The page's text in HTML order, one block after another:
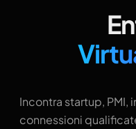
Incontra startup, PMI,
connessioni